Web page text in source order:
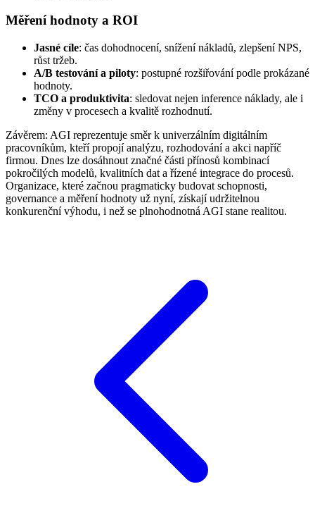
Měření hodnoty a ROI
Jasné cíle: čas dohodnocení, snížení nákladů, zlepšení NPS,
růst tržeb.
A/B testování a piloty: postupné rozšiřování podle prokázané
hodnoty.
TCO a produktivita: sledovat nejen inference náklady, ale i
změny v procesech a kvalitě rozhodnutí.
Závěrem: AGI reprezentuje směr k univerzálním digitálním
pracovníkům, kteří propojí analýzu, rozhodování a akci napříč
firmou. Dnes lze dosáhnout značné části přínosů kombinací
pokročilých modelů, kvalitních dat a řízené integrace do procesů.
Organizace, které začnou pragmaticky budovat schopnosti,
governance a měření hodnoty už nyní, získají udržitelnou
konkurenční výhodu, i než se plnohodnotná AGI stane realitou.